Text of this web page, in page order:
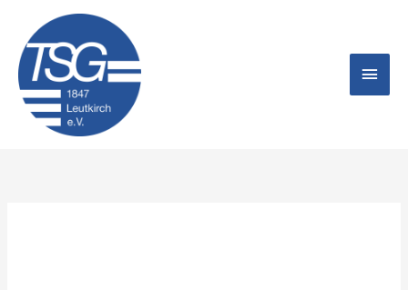
Inhalt
springen